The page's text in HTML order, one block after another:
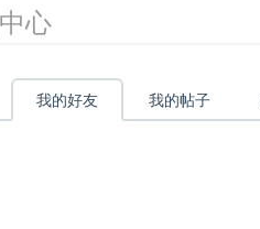
心
我的好友 我的帖子